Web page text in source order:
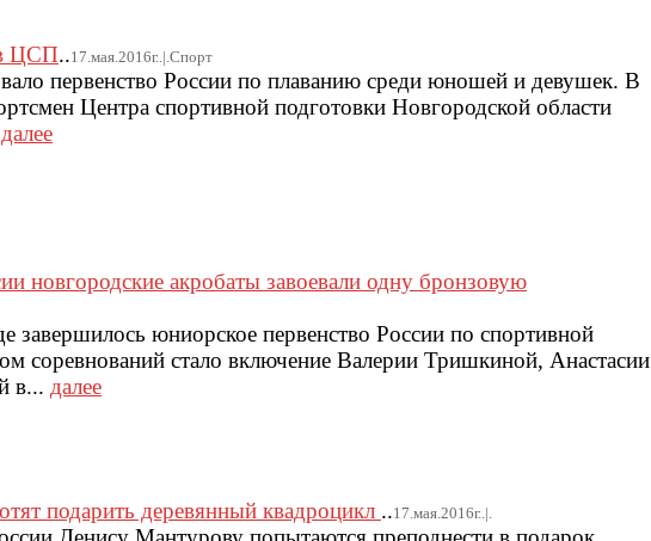
ЦСП..17.мая.2016г..|.Спорт
первенство России по плаванию среди юношей и девушек. В
Центра спортивной подготовки Новгородской области
далее
новгородские акробаты завоевали одну бронзовую
завершилось юниорское первенство России по спортивной
соревнований стало включение Валерии Тришкиной, Анастасии
в... далее
подарить деревянный квадроцикл ..17.мая.2016г..|.